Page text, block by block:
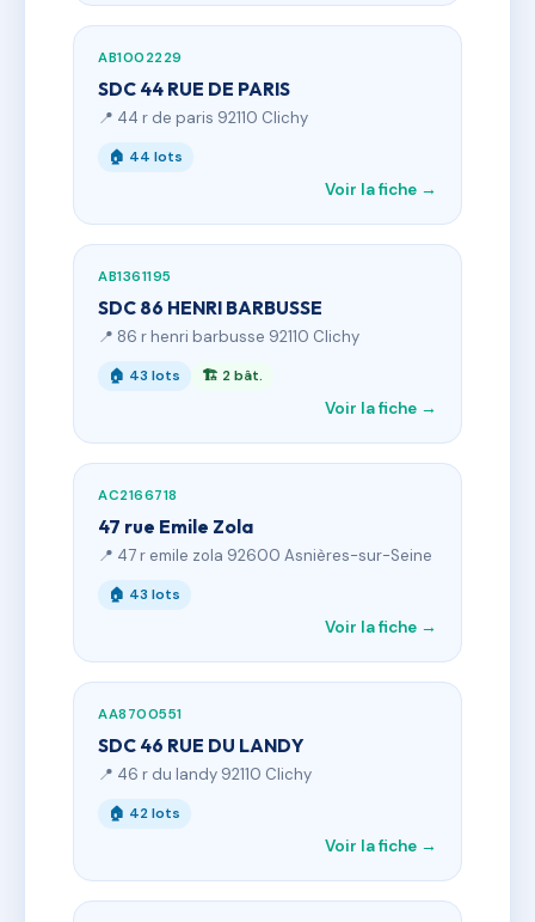
AB1002229
SDC 44 RUE DE PARIS
📍 44 r de paris 92110 Clichy
🏠 44 lots
Voir la fiche →
AB1361195
SDC 86 HENRI BARBUSSE
📍 86 r henri barbusse 92110 Clichy
🏠 43 lots 🏗 2 bât.
Voir la fiche →
AC2166718
47 rue Emile Zola
📍 47 r emile zola 92600 Asnières-sur-Seine
🏠 43 lots
Voir la fiche →
AA8700551
SDC 46 RUE DU LANDY
📍 46 r du landy 92110 Clichy
🏠 42 lots
Voir la fiche →